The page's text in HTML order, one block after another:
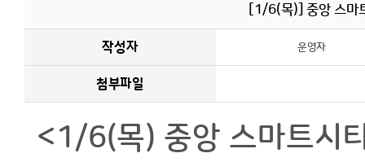
[1/6(목)] 중앙 스마
작성자 운영자
첨부파일
<1/6(목) 중앙 스마트시